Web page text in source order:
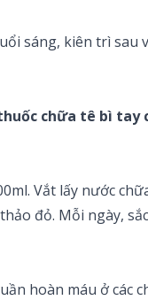
sáng, kiên trì sau
chữa tê bì tay
Vắt lấy nước
đỏ. Mỗi ngày,
hoàn máu ở các